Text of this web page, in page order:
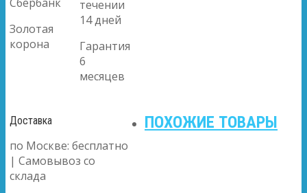
Золотая
корона
течении
14 дней
Гарантия
6
месяцев
Доставка
по Москве: бесплатно
| Самовывоз со
склада
ПОХОЖИЕ ТОВАРЫ